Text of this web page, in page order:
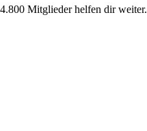
Mitglieder helfen dir weiter.